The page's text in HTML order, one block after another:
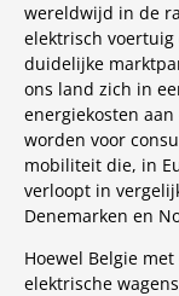
wereldwijd in de
elektrisch voertuig
duidelijke
ons land zich in
energiekosten
worden voor
mobiliteit die, in
verloopt in
Denemarken en
Hoewel Belgie
elektrische